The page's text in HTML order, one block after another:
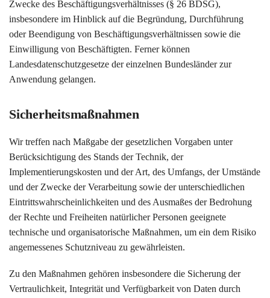
Zwecke des Beschäftigungsverhältnisses (§ 26 BDSG),
insbesondere im Hinblick auf die Begründung, Durchführung
oder Beendigung von Beschäftigungsverhältnissen sowie die
Einwilligung von Beschäftigten. Ferner können
Landesdatenschutzgesetze der einzelnen Bundesländer zur
Anwendung gelangen.
Sicherheitsmaßnahmen
Wir treffen nach Maßgabe der gesetzlichen Vorgaben unter
Berücksichtigung des Stands der Technik, der
Implementierungskosten und der Art, des Umfangs, der Umstände
und der Zwecke der Verarbeitung sowie der unterschiedlichen
Eintrittswahrscheinlichkeiten und des Ausmaßes der Bedrohung
der Rechte und Freiheiten natürlicher Personen geeignete
technische und organisatorische Maßnahmen, um ein dem Risiko
angemessenes Schutzniveau zu gewährleisten.
Zu den Maßnahmen gehören insbesondere die Sicherung der
Vertraulichkeit, Integrität und Verfügbarkeit von Daten durch